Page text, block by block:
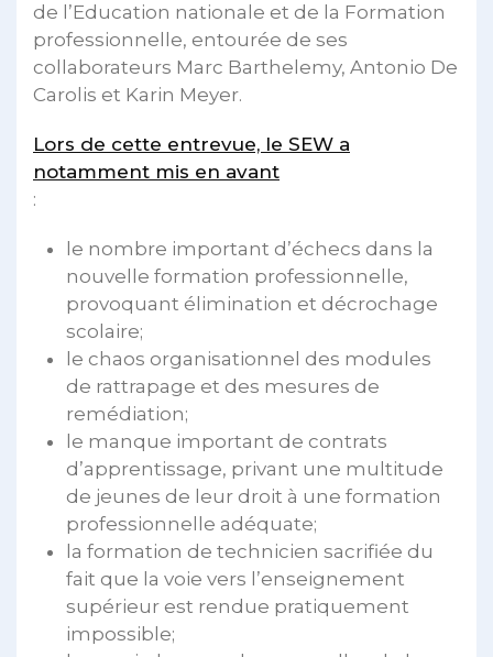
de l’Education nationale et de la Formation
professionnelle, entourée de ses
collaborateurs Marc Barthelemy, Antonio De
Carolis et Karin Meyer.
Lors de cette entrevue, le SEW a
notamment mis en avant
:
le nombre important d’échecs dans la
nouvelle formation professionnelle,
provoquant élimination et décrochage
scolaire;
le chaos organisationnel des modules
de rattrapage et des mesures de
remédiation;
le manque important de contrats
d’apprentissage, privant une multitude
de jeunes de leur droit à une formation
professionnelle adéquate;
la formation de technicien sacrifiée du
fait que la voie vers l’enseignement
supérieur est rendue pratiquement
impossible;